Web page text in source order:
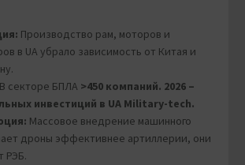
Производство рам, моторов и
в UA убрало зависимость от Китая и
В секторе БПЛА >450 компаний. 2026 –
инвестиций в UA Military-tech.
Массовое внедрение машинного
дроны эффективнее артиллерии, они
РЭБ.